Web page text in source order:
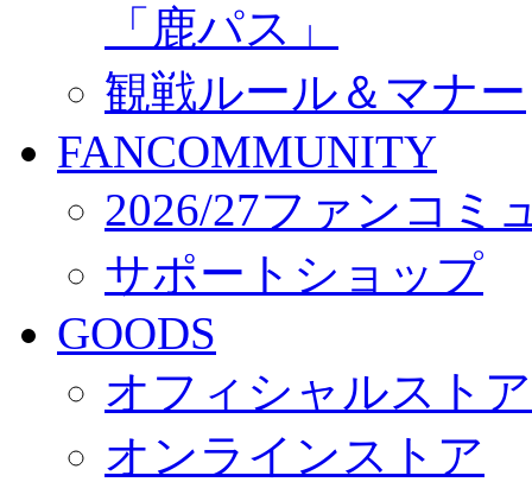
「鹿パス」
観戦ルール＆マナー
FANCOMMUNITY
2026/27ファンコミ
サポートショップ
GOODS
オフィシャルスト
オンラインストア